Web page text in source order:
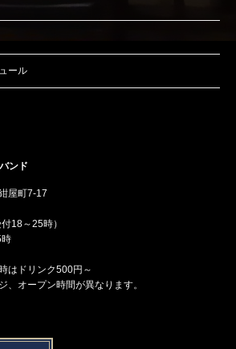
ール
ンド
屋町7-17
18～25時）
はドリンク500円～
オープン時間が異なります。